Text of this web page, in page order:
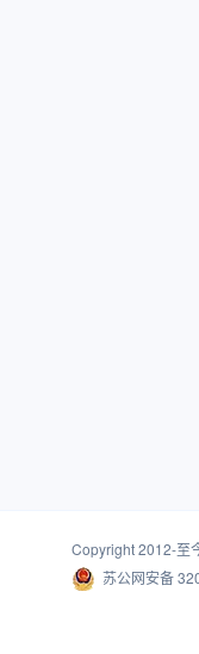
Copyright 2012-至
苏公网安备